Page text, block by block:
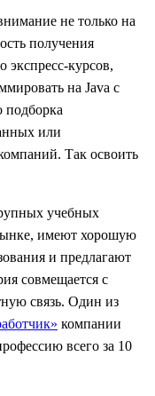
не только на
получения
экспресс-курсов,
на Java с
подборка
или
Так освоить
учебных
имеют хорошую
и предлагают
совмещается с
связь. Один из
компании
всего за 10